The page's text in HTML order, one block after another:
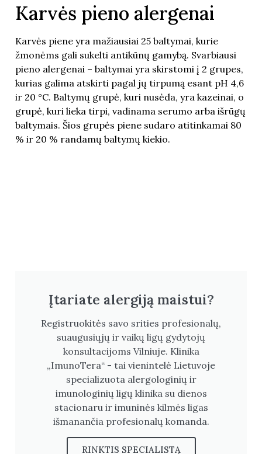
Karvės pieno alergenai
Karvės piene yra mažiausiai 25 baltymai, kurie
žmonėms gali sukelti antikūnų gamybą. Svarbiausi
pieno alergenai – baltymai yra skirstomi į 2 grupes,
kurias galima atskirti pagal jų tirpumą esant pH 4,6
ir 20 °C. Baltymų grupė, kuri nusėda, yra kazeinai, o
grupė, kuri lieka tirpi, vadinama serumo arba išrūgų
baltymais. Šios grupės piene sudaro atitinkamai 80
% ir 20 % randamų baltymų kiekio.
Įtariate alergiją maistui?
Registruokitės savo srities profesionalų,
suaugusiųjų ir vaikų ligų gydytojų
konsultacijoms Vilniuje. Klinika
„ImunoTera“ - tai vienintelė Lietuvoje
specializuota alergologinių ir
imunologinių ligų klinika su dienos
stacionaru ir imuninės kilmės ligas
išmanančia profesionalų komanda.
RINKTIS SPECIALISTĄ